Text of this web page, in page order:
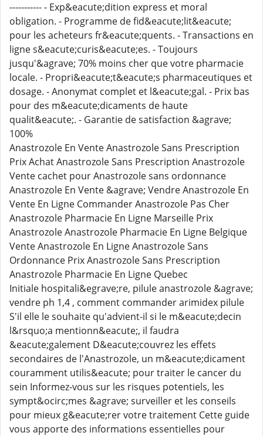
----------- - Exp&eacute;dition express et moral
obligation. - Programme de fid&eacute;lit&eacute;
pour les acheteurs fr&eacute;quents. - Transactions en
ligne s&eacute;curis&eacute;es. - Toujours
jusqu'&agrave; 70% moins cher que votre pharmacie
locale. - Propri&eacute;t&eacute;s pharmaceutiques et
dosage. - Anonymat complet et l&eacute;gal. - Prix bas
pour des m&eacute;dicaments de haute
qualit&eacute;. - Garantie de satisfaction &agrave;
100%
Anastrozole En Vente Anastrozole Sans Prescription
Prix Achat Anastrozole Sans Prescription Anastrozole
Vente cachet pour Anastrozole sans ordonnance
Anastrozole En Vente &agrave; Vendre Anastrozole En
Vente En Ligne Commander Anastrozole Pas Cher
Anastrozole Pharmacie En Ligne Marseille Prix
Anastrozole Anastrozole Pharmacie En Ligne Belgique
Vente Anastrozole En Ligne Anastrozole Sans
Ordonnance Prix Anastrozole Sans Prescription
Anastrozole Pharmacie En Ligne Quebec
Initiale hospitali&egrave;re, pilule anastrozole &agrave;
vendre ph 1,4 , comment commander arimidex pilule
S'il elle le souhaite qu'advient-il si le m&eacute;decin
l&rsquo;a mentionn&eacute;, il faudra
&eacute;galement D&eacute;couvrez les effets
secondaires de l'Anastrozole, un m&eacute;dicament
couramment utilis&eacute; pour traiter le cancer du
sein Informez-vous sur les risques potentiels, les
sympt&ocirc;mes &agrave; surveiller et les conseils
pour mieux g&eacute;rer votre traitement Cette guide
vous apporte des informations essentielles pour